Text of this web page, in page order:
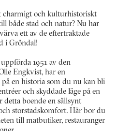
och kulturhistoriskt
både stad och natur? Nu har
ett av de eftertraktade
i Gröndal!
1951 av den
Engkvist, har en
en historia som du nu kan bli
och skyddade läge på en
detta boende en sällsynt
storstadskomfort. Här bor du
till matbutiker, restauranger